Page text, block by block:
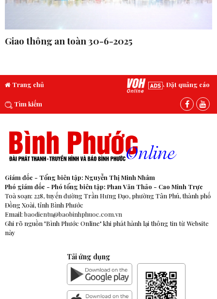
Giao thông an toàn 30-6-2025
Trang chủ Đặt quảng cáo
Tìm kiếm
Giám đốc - Tổng biên tập: Nguyễn Thị Minh Nhâm
Phó giám đốc - Phó tổng biên tập: Phan Văn Thảo - Cao Minh Trực
Toà soạn: 228, tuyến đường Trần Hưng Đạo, phường Tân Phú, thành phố
Đồng Xoài, tỉnh Bình Phước
Email: baodientu@baobinhphuoc.com.vn
Ghi rõ nguồn "Bình Phước Online" khi phát hành lại thông tin từ Website
này
Tải ứng dụng